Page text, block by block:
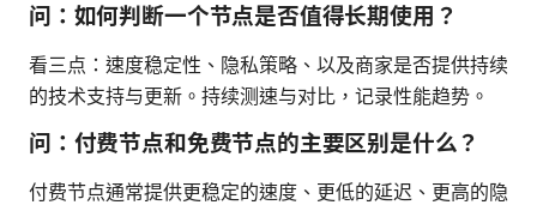
问：如何判断一个节点是否值得长期使用？
看三点：速度稳定性、隐私策略、以及商家是否提供持续
的技术支持与更新。持续测速与对比，记录性能趋势。
问：付费节点和免费节点的主要区别是什么？
付费节点通常提供更稳定的速度、更低的延迟、更高的隐